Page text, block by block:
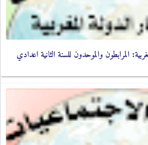
المرابطون والموحدون للسنة الثانية اعدادي